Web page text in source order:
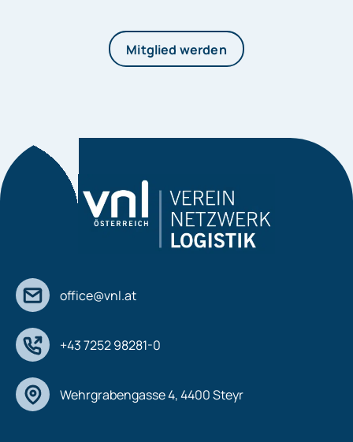
Mitglied werden
office@vnl.at
+43 7252 98281-0
Wehrgrabengasse 4, 4400 Steyr